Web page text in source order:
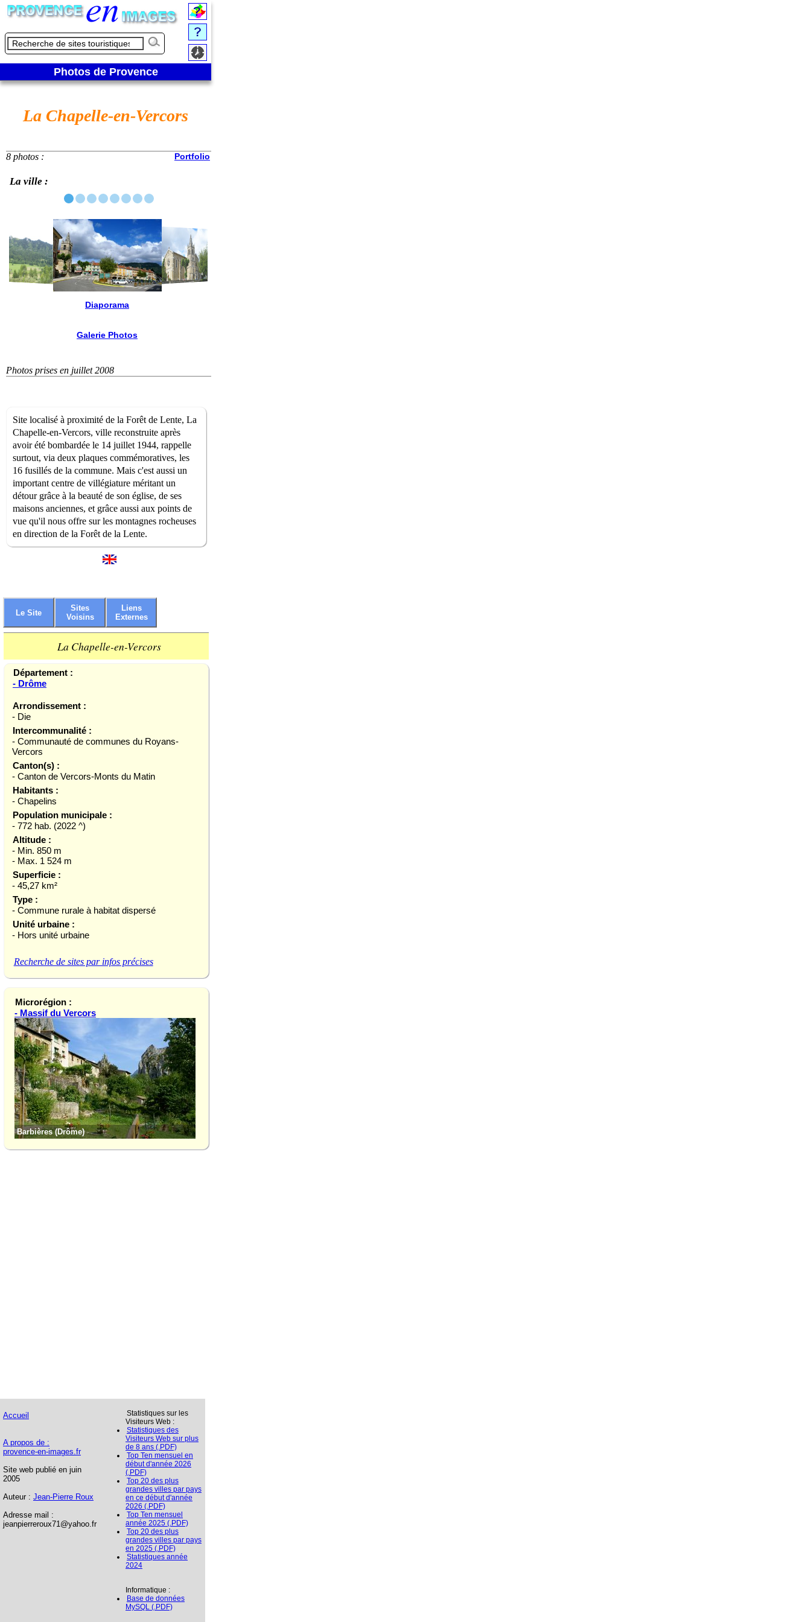
Photos de Provence
La Chapelle-en-Vercors
8 photos : Portfolio
La ville :
Diaporama
Galerie Photos
Photos prises en juillet 2008
Site localisé à proximité de la Forêt de Lente, La
Chapelle-en-Vercors, ville reconstruite après
avoir été bombardée le 14 juillet 1944, rappelle
surtout, via deux plaques commémoratives, les
16 fusillés de la commune. Mais c'est aussi un
important centre de villégiature méritant un
détour grâce à la beauté de son église, de ses
maisons anciennes, et grâce aussi aux points de
vue qu'il nous offre sur les montagnes rocheuses
en direction de la Forêt de la Lente.
Le Site
Sites
Voisins
Liens
Externes
La Chapelle-en-Vercors
Département :
- Drôme
Arrondissement :
- Die
Intercommunalité :
- Communauté de communes du Royans-
Vercors
Canton(s) :
- Canton de Vercors-Monts du Matin
Habitants :
- Chapelins
Population municipale :
- 772 hab. (2022 ^)
Altitude :
- Min. 850 m
- Max. 1 524 m
Superficie :
- 45,27 km²
Type :
- Commune rurale à habitat dispersé
Unité urbaine :
- Hors unité urbaine
Recherche de sites par infos précises
Microrégion :
- Massif du Vercors
Barbières (Drôme)
Accueil
A propos de :
provence-en-images.fr
Site web publié en juin
2005
Auteur : Jean-Pierre Roux
Adresse mail :
jeanpierreroux71@yahoo.fr
Statistiques sur les
Visiteurs Web :
Statistiques des
Visiteurs Web sur plus
de 8 ans (.PDF)
Top Ten mensuel en
début d'année 2026
(.PDF)
Top 20 des plus
grandes villes par pays
en ce début d'année
2026 (.PDF)
Top Ten mensuel
année 2025 (.PDF)
Top 20 des plus
grandes villes par pays
en 2025 (.PDF)
Statistiques année
2024
Informatique :
Base de données
MySQL (.PDF)